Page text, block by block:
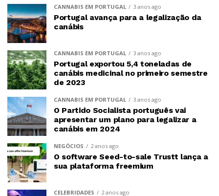
CANNABIS EM PORTUGAL 3 anos ago
Portugal avança para a legalização da
canábis
CANNABIS EM PORTUGAL 3 anos ago
Portugal exportou 5,4 toneladas de
canábis medicinal no primeiro semestre
de 2023
CANNABIS EM PORTUGAL 3 anos ago
O Partido Socialista português vai
apresentar um plano para legalizar a
canábis em 2024
NEGÓCIOS 2 anos ago
O software Seed-to-sale Trustt lança a
sua plataforma freemium
CELEBRIDADES 2 anos ago